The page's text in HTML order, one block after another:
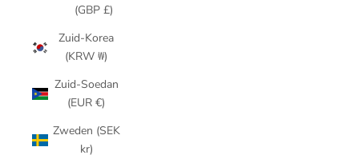
(GBP £)
Zuid-Korea
(KRW ₩)
Zuid-Soedan
(EUR €)
Zweden (SEK
kr)